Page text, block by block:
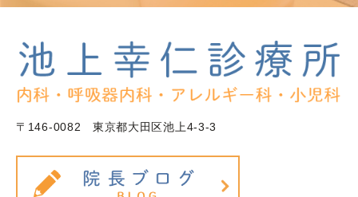
〒146-0082 東京都大田区池上4-3-3